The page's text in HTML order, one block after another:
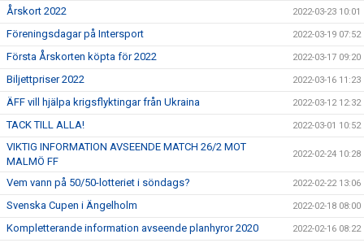
Årskort 2022 2022-03-23 10:01
Föreningsdagar på Intersport 2022-03-19 07:52
Första Årskorten köpta för 2022 2022-03-17 09:20
Biljettpriser 2022 2022-03-16 11:23
ÄFF vill hjälpa krigsflyktingar från Ukraina 2022-03-12 12:32
TACK TILL ALLA! 2022-03-01 10:52
VIKTIG INFORMATION AVSEENDE MATCH 26/2 MOT
MALMÖ FF
2022-02-24 10:28
Vem vann på 50/50-lotteriet i söndags? 2022-02-22 13:06
Svenska Cupen i Ängelholm 2022-02-18 08:00
Kompletterande information avseende planhyror 2020 2022-02-16 08:22